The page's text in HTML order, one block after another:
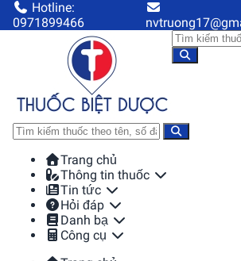
Hotline:
0971899466
Trang chủ
Thông tin thuốc
Tin tức
Hỏi đáp
Danh bạ
Công cụ